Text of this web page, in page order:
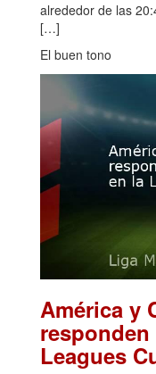
alrededor de las
[…]
El buen tono
América y
Leagues